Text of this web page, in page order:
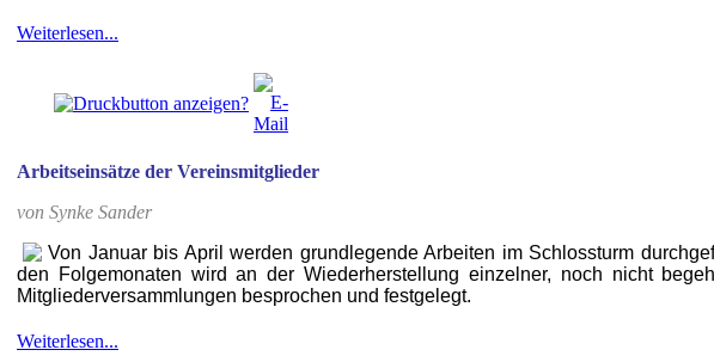
Weiterlesen...
Arbeitseinsätze der Vereinsmitglieder
von Synke Sander
Von Januar bis April werden grundlegende Arbeiten im Schlossturm
den Folgemonaten wird an der Wiederherstellung einzelner, noch nicht
Mitgliederversammlungen besprochen und festgelegt.
Weiterlesen...